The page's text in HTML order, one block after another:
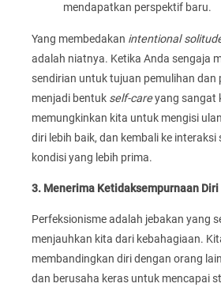
mendapatkan perspektif baru.
Yang membedakan intentional
adalah niatnya. Ketika Anda sengaja
sendirian untuk tujuan pemulihan dan
menjadi bentuk self-careyang sangat
memungkinkan kita untuk mengisi
diri lebih baik, dan kembali ke interaksi
kondisi yang lebih prima.
3. Menerima Ketidaksempurnaan
Perfeksionisme adalah jebakan yang
menjauhkan kita dari kebahagiaan.
membandingkan diri dengan orang
dan berusaha keras untuk mencapai